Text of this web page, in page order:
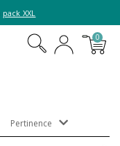
pack XXL
0
Pertinence